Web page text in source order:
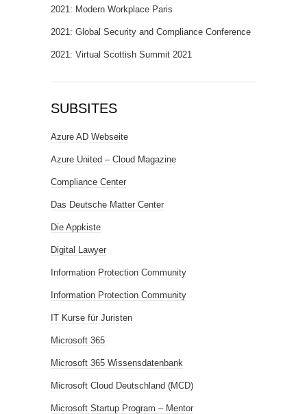
2021: Modern Workplace Paris
2021: Global Security and Compliance Conference
2021: Virtual Scottish Summit 2021
SUBSITES
Azure AD Webseite
Azure United – Cloud Magazine
Compliance Center
Das Deutsche Matter Center
Die Appkiste
Digital Lawyer
Information Protection Community
Information Protection Community
IT Kurse für Juristen
Microsoft 365
Microsoft 365 Wissensdatenbank
Microsoft Cloud Deutschland (MCD)
Microsoft Startup Program – Mentor